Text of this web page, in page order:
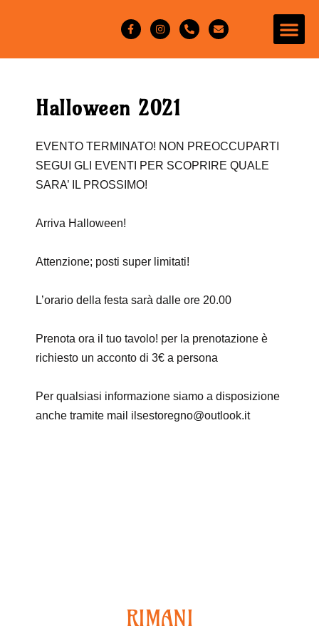
Halloween 2021
EVENTO TERMINATO! NON PREOCCUPARTI
SEGUI GLI EVENTI PER SCOPRIRE QUALE
SARA’ IL PROSSIMO!
Arriva Halloween!
Attenzione; posti super limitati!
L’orario della festa sarà dalle ore 20.00
Prenota ora il tuo tavolo! per la prenotazione è
richiesto un acconto di 3€ a persona
Per qualsiasi informazione siamo a disposizione
anche tramite mail ilsestoregno@outlook.it
RIMANI